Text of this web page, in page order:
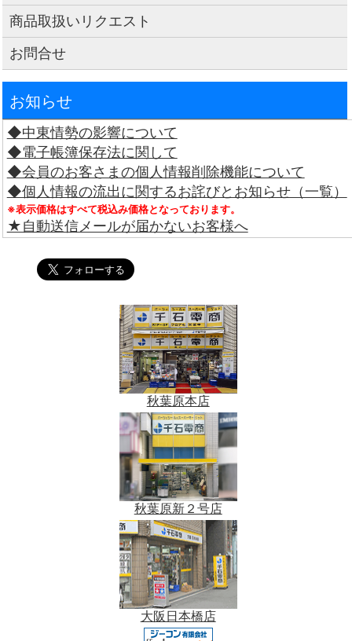
商品取扱いリクエスト
お問合せ
お知らせ
◆中東情勢の影響について
◆電子帳簿保存法に関して
◆会員のお客さまの個人情報削除機能について
◆個人情報の流出に関するお詫びとお知らせ（一覧）
※表示価格はすべて税込み価格となっております。
★自動送信メールが届かないお客様へ
秋葉原本店
秋葉原新２号店
大阪日本橋店